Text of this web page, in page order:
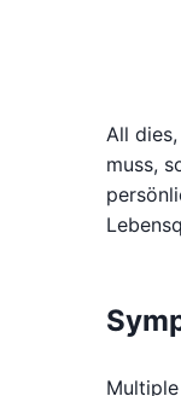
All
muss,